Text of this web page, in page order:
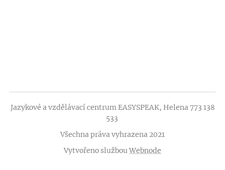
Jazykové a vzdělávací centrum EASYSPEAK, Helena 773 138
533
Všechna práva vyhrazena 2021
Vytvořeno službouWebnode